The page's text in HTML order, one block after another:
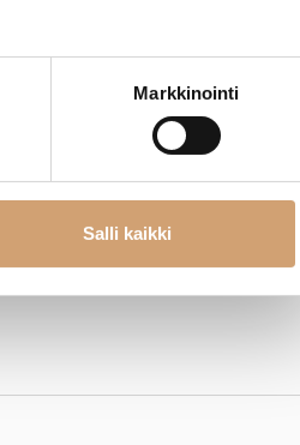
Markkinointi
Salli kaikki